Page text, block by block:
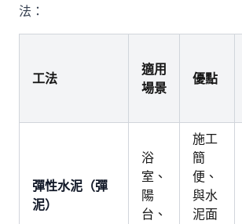
法：
工法
適用
場景
優點
彈性水泥（彈
泥）
浴
室、
陽
台、
施工
簡
便、
與水
泥面